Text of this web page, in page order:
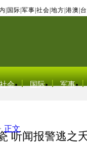
国际 军事 社会 地方 港澳
社会 国际 军事
正文
听闻报警逃之